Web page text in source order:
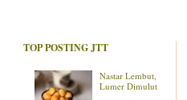
TOP POSTING JTT
Nastar Lembut,
Lumer Dimulut